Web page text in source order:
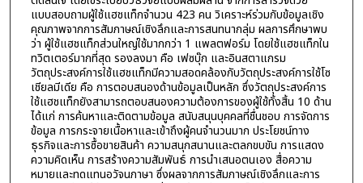
แบบสอบถามผู้ใช้แฮชแท็กจำนวน 423 คน วิเคราะห์ร่วมกับข้อมูลเชิง
คุณภาพจากการสัมภาษณ์เชิงลึกและการสนทนากลุ่ม ผลการศึกษาพบ
ว่า ผู้ใช้แฮชแท็กส่วนใหญ่ใช้มากกว่า 1 แพลตฟอร์ม โดยใช้แฮชแท็กใน
ทวิตเตอร์มากที่สุด รองลงมา คือ เฟซบุ๊ก และอินสตาแกรม
วัตถุประสงค์การใช้แฮชแท็กมีความสอดคล้องกับวัตถุประสงค์การใช้โซ
เชียลมีเดีย คือ การตอบสนองด้านข้อมูลเป็นหลัก ซึ่งวัตถุประสงค์การ
ใช้แฮชแท็กยังสามารถตอบสนองความต้องการของผู้ใช้ทั้งสิ้น 10 ด้าน
ได้แก่ การค้นหาและติดตามข้อมูล สนับสนุนบุคคลที่ชื่นชอบ การจัดการ
ข้อมูล การกระจายเนื้อหาและเข้าถึงผู้คนจำนวนมาก ประโยชน์ทาง
ธุรกิจและการซื้อขายสินค้า ความสนุกสนานและตลกขบขัน การแสดง
ความคิดเห็น การสร้างความสัมพันธ์ การนำเสนอตนเอง สื่อความ
หมายและทดแทนอวัจนภาษา ซึ่งผลจากการสัมภาษณ์เชิงลึกและการ